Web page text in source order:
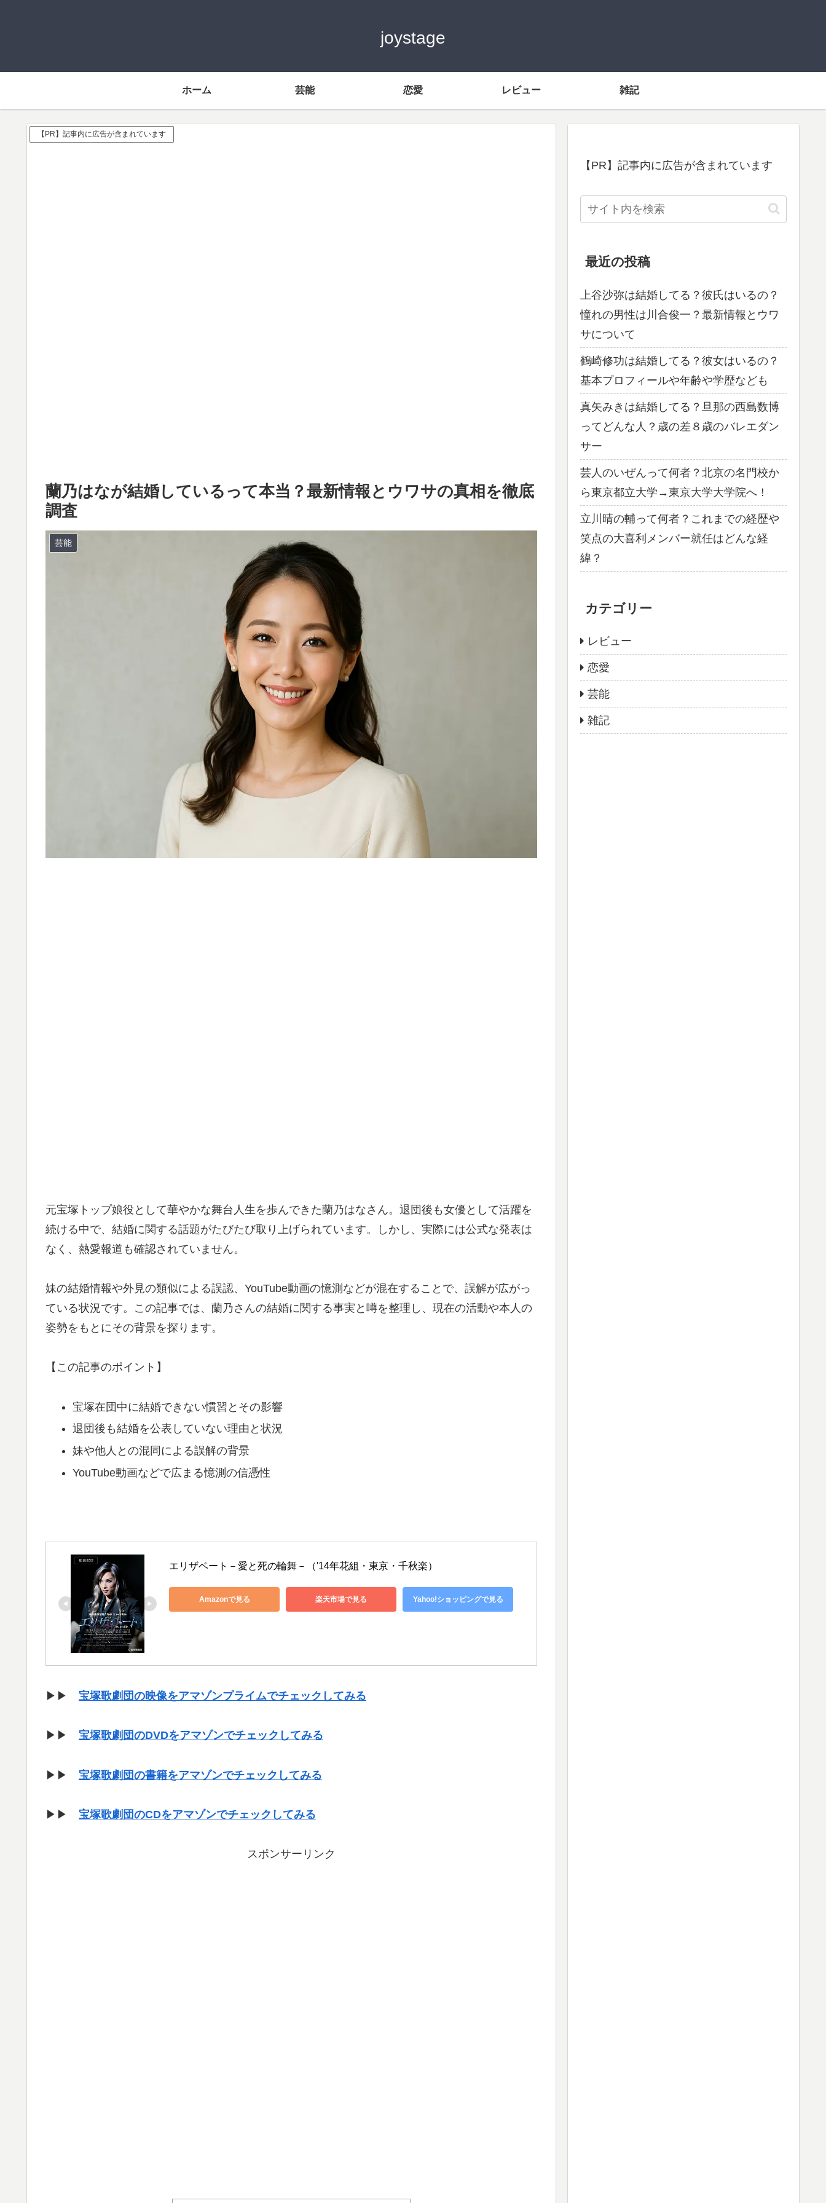
joystage
ホーム 芸能 恋愛 レビュー 雑記
【PR】記事内に広告が含まれています
蘭乃はなが結婚しているって本当？最新情報とウワサの真相を徹底
調査
芸能
元宝塚トップ娘役として華やかな舞台人生を歩んできた蘭乃はなさん。退団後も女優として活躍を
続ける中で、結婚に関する話題がたびたび取り上げられています。しかし、実際には公式な発表は
なく、熱愛報道も確認されていません。
妹の結婚情報や外見の類似による誤認、YouTube動画の憶測などが混在することで、誤解が広がっ
ている状況です。この記事では、蘭乃さんの結婚に関する事実と噂を整理し、現在の活動や本人の
姿勢をもとにその背景を探ります。
【この記事のポイント】
宝塚在団中に結婚できない慣習とその影響
退団後も結婚を公表していない理由と状況
妹や他人との混同による誤解の背景
YouTube動画などで広まる憶測の信憑性
エリザベート－愛と死の輪舞－（'14年花組・東京・千秋楽）
Amazonで見る 楽天市場で見る Yahoo!ショッピングで見る
▶▶ 宝塚歌劇団の映像をアマゾンプライムでチェックしてみる
▶▶ 宝塚歌劇団のDVDをアマゾンでチェックしてみる
▶▶ 宝塚歌劇団の書籍をアマゾンでチェックしてみる
▶▶ 宝塚歌劇団のCDをアマゾンでチェックしてみる
スポンサーリンク
【PR】記事内に広告が含まれています
最近の投稿
上谷沙弥は結婚してる？彼氏はいるの？
憧れの男性は川合俊一？最新情報とウワ
サについて
鶴崎修功は結婚してる？彼女はいるの？
基本プロフィールや年齢や学歴なども
真矢みきは結婚してる？旦那の西島数博
ってどんな人？歳の差８歳のバレエダン
サー
芸人のいぜんって何者？北京の名門校か
ら東京都立大学→東京大学大学院へ！
立川晴の輔って何者？これまでの経歴や
笑点の大喜利メンバー就任はどんな経
緯？
カテゴリー
レビュー
恋愛
芸能
雑記